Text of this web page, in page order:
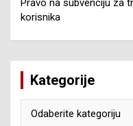
Pravo na subvenciju za
korisnika
Kategorije